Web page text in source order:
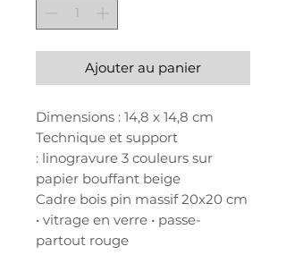
Ajouter au panier
Dimensions : 14,8 x 14,8 cm
Technique et support
: linogravure 3 couleurs sur
papier bouffant beige
Cadre bois pin massif 20x20 cm
• vitrage en verre • passe-
partout rouge